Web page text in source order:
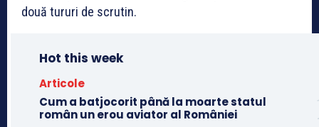
două tururi de scrutin.
Hot this week
Articole
Cum a batjocorit până la moarte statul
român un erou aviator al României